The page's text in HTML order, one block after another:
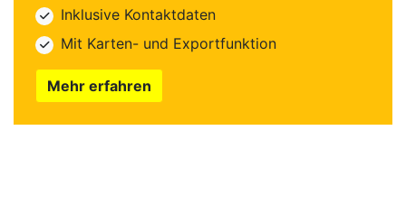
Inklusive Kontaktdaten
Mit Karten- und Exportfunktion
Mehr erfahren